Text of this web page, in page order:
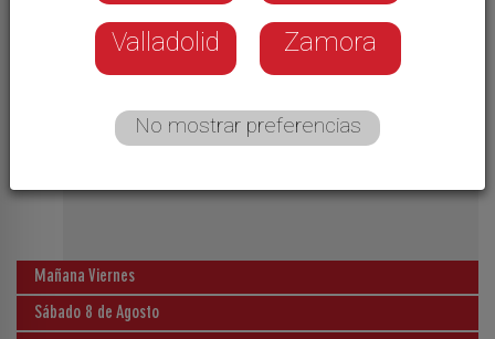
Mañana Viernes
Sábado 8 de Agosto
Valladolid Zamora
No mostrar preferencias